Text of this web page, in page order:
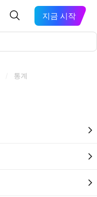
지금 시작
통계